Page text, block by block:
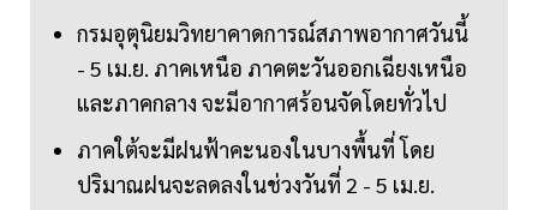
กรมอุตุนิยมวิทยาคาดการณ์สภาพอากาศวันนี้
- 5 เม.ย. ภาคเหนือ ภาคตะวันออกเฉียงเหนือ
และภาคกลาง จะมีอากาศร้อนจัดโดยทั่วไป
ภาคใต้จะมีฝนฟ้าคะนองในบางพื้นที่ โดย
ปริมาณฝนจะลดลงในช่วงวันที่ 2 - 5 เม.ย.